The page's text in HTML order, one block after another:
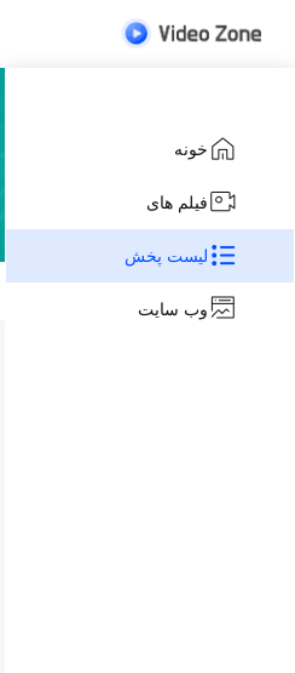
خونه
فیلم های
لیست پخش
وب سایت